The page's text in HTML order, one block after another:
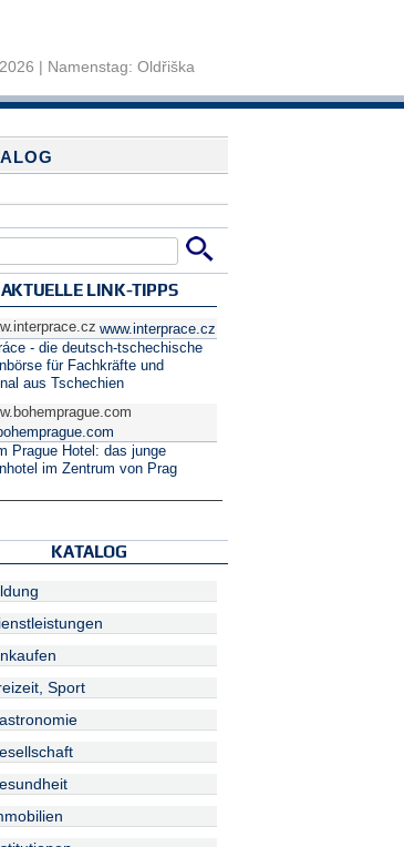
| Namenstag: Oldřiška
AKTUELLE LINK-TIPPS
www.interprace.cz
- die deutsch-tschechische
für Fachkräfte und
aus Tschechien
Prague Hotel: das junge
im Zentrum von Prag
KATALOG
Sport